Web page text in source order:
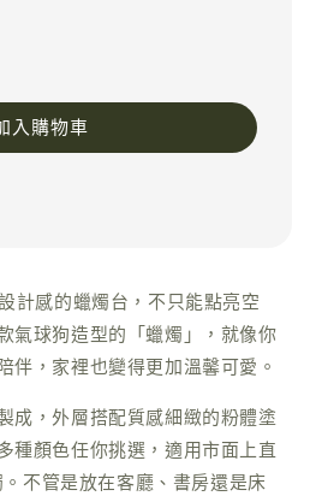
入購物車
計感的蠟燭台，不只能點亮空
氣球狗造型的「蠟燭」，就像你
伴，家裡也變得更加溫馨可愛。
成，外層搭配質感細緻的粉體塗
種顏色任你挑選，適用市面上直
不管是放在客廳、書房還是床